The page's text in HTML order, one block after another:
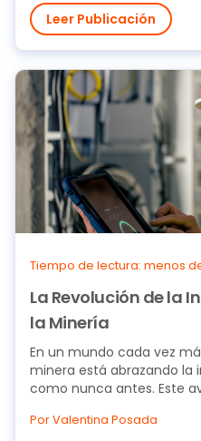
Leer Publicación
Tiempo de lectura: menos
La Revolución de la
la Minería
En un mundo cada vez
minera está abrazando la
como nunca antes. Este
Por Valentina Posada